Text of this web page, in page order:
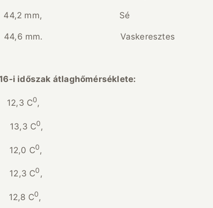
mm, Sé 5
44,6 mm. Vaskeresztes
i időszak átlaghőmérséklete:
C0,
13,3 C0,
C0,
C0 ,
C0,